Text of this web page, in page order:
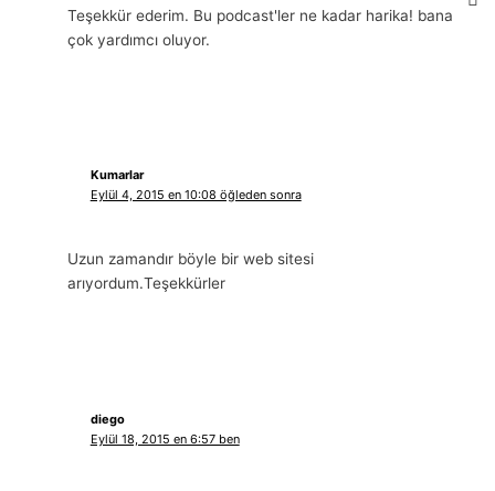
Teşekkür ederim. Bu podcast'ler ne kadar harika! bana
çok yardımcı oluyor.
Kumarlar
Eylül 4, 2015 en 10:08 öğleden sonra
Uzun zamandır böyle bir web sitesi
arıyordum.Teşekkürler
diego
Eylül 18, 2015 en 6:57 ben